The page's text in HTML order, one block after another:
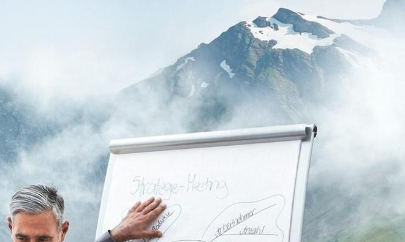
私たちの会議の旅程に含めることができる追加の活動は何ですか？
ジョージアでのMICE会議の計画をどのように始めますか？